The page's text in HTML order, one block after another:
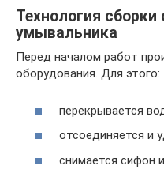
Технология сборки
умывальника
Перед началом работ
оборудования. Для этого:
перекрывается
отсоединяется и
снимается сифон